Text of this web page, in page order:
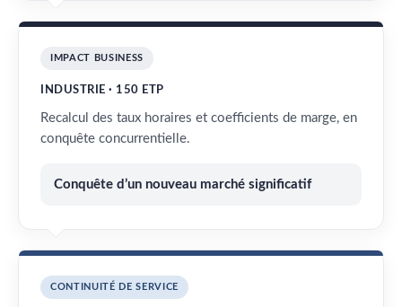
IMPACT BUSINESS
INDUSTRIE · 150 ETP
Recalcul des taux horaires et coefficients de marge, en
conquête concurrentielle.
Conquête d’un nouveau marché significatif
CONTINUITÉ DE SERVICE